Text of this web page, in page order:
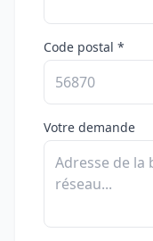
Code postal *
Votre demande